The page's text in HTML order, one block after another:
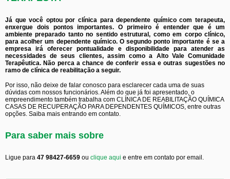
Já que você optou por clínica para dependente químico com terapeuta,
enxergue dois pontos importantes. O primeiro é entender que é um
ambiente preparado tanto no sentido estrutural, como em corpo clínico,
para acolher um dependente químico. O segundo ponto importante é se a
empresa irá oferecer pontualidade e disponibilidade para atender as
necessidades de seus clientes, assim como a Alto Vale Comunidade
Terapêutica. Não perca a chance de conferir essa e outras sugestões no
ramo de clínica de reabilitação a seguir.
Por isso, não deixe de falar conosco para esclarecer cada uma de suas
dúvidas com nossos funcionários. Além do que já foi apresentado, o
empreendimento também trabalha com CLÍNICA DE REABILITAÇÃO QUÍMICA
CASAS DE RECUPERAÇÃO PARA DEPENDENTES QUÍMICOS, entre outras
opções. Saiba mais entrando em contato.
Para saber mais sobre
Ligue para 47 98427-6659 ou clique aqui e entre em contato por email.